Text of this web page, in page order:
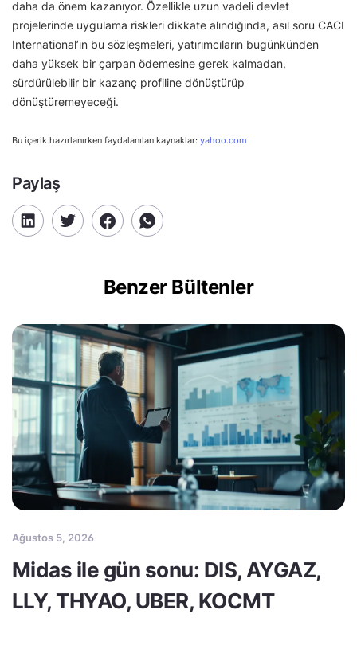
daha da önem kazanıyor. Özellikle uzun vadeli devlet
projelerinde uygulama riskleri dikkate alındığında, asıl soru CACI
International’ın bu sözleşmeleri, yatırımcıların bugünkünden
daha yüksek bir çarpan ödemesine gerek kalmadan,
sürdürülebilir bir kazanç profiline dönüştürüp
dönüştüremeyeceği.
Bu içerik hazırlanırken faydalanılan kaynaklar: yahoo.com
Paylaş
Benzer Bültenler
Ağustos 5, 2026
Midas ile gün sonu: DIS, AYGAZ,
LLY, THYAO, UBER, KOCMT